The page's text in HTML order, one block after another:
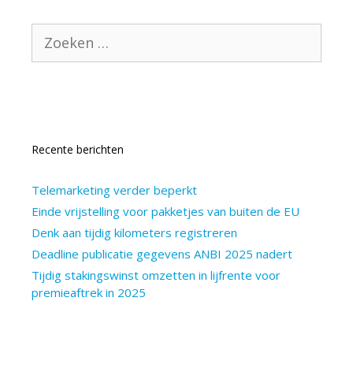
naar:
Recente berichten
Telemarketing verder beperkt
Einde vrijstelling voor pakketjes van buiten de EU
Denk aan tijdig kilometers registreren
Deadline publicatie gegevens ANBI 2025 nadert
Tijdig stakingswinst omzetten in lijfrente voor
premieaftrek in 2025